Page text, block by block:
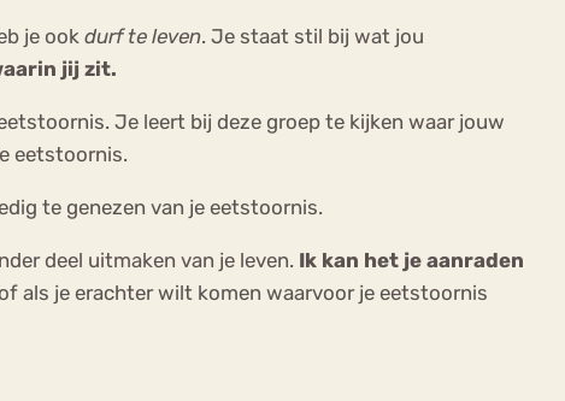
je ook durf te leven. Je staat stil bij wat jou
jij zit.
Je leert bij deze groep te kijken waar jouw
eetstoornis.
te genezen van je eetstoornis.
deel uitmaken van je leven. Ik kan het je aanraden
als je erachter wilt komen waarvoor je eetstoornis